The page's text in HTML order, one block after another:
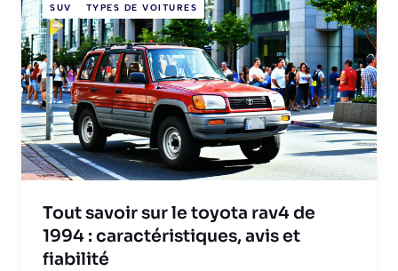
SUV TYPES DE VOITURES
Tout savoir sur le toyota rav4 de
1994 : caractéristiques, avis et
fiabilité